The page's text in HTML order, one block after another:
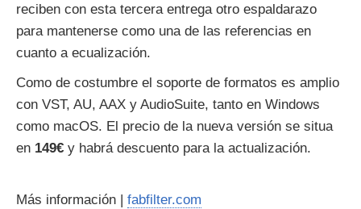
reciben con esta tercera entrega otro espaldarazo
para mantenerse como una de las referencias en
cuanto a ecualización.
Como de costumbre el soporte de formatos es amplio
con VST, AU, AAX y AudioSuite, tanto en Windows
como macOS. El precio de la nueva versión se situa
en 149€ y habrá descuento para la actualización.
Más información | fabfilter.com